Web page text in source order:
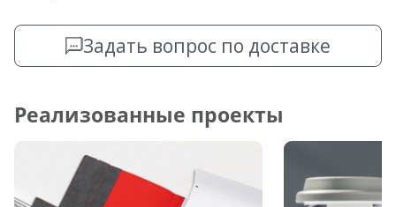
Задать вопрос по доставке
Реализованные проекты